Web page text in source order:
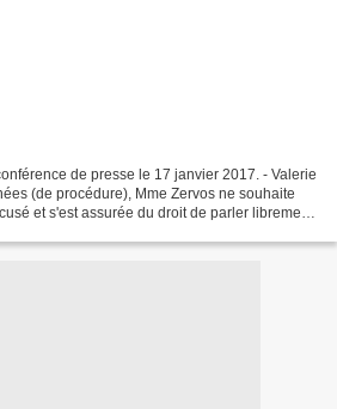
de presse le 17 janvier 2017. - Valerie
(de procédure), Mme Zervos ne souhaite
et s'est assurée du droit de parler librement